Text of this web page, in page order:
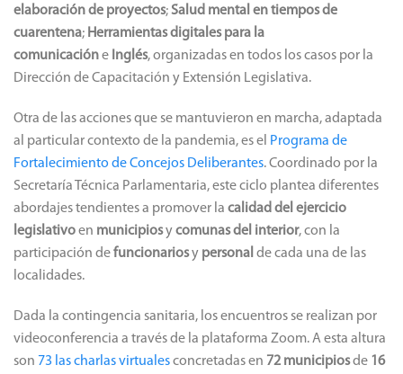
elaboración de proyectos;Salud mental en tiempos de
cuarentena; Herramientas digitales para la
comunicacióne Inglés, organizadas en todos los casos por la
Dirección de Capacitación y Extensión Legislativa.
Otra de las acciones que se mantuvieron en marcha, adaptada
al particular contexto de la pandemia, es el Programa de
Fortalecimiento de Concejos Deliberantes. Coordinado por la
Secretaría Técnica Parlamentaria, este ciclo plantea diferentes
abordajes tendientes a promover la calidad del ejercicio
legislativoen municipiosycomunas del interior, con la
participación defuncionariosy personal de cada una de las
localidades.
Dada la contingencia sanitaria, los encuentros se realizan por
videoconferencia a través de la plataforma Zoom. A esta altura
son 73 las charlas virtualesconcretadas en 72 municipiosde 16